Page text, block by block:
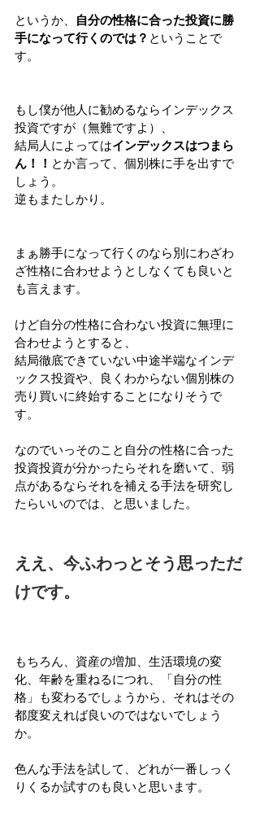
というか、
自分の性格に合った投資に勝
手になって行くのでは？ ということで
す。
もし僕が他人に勧めるならインデックス
投資ですが（無難ですよ）、
結局人によってはインデックスはつまら
ん！！ とか言って、個別株に手を出すで
しょう。
逆もまたしかり。
まぁ勝手になって行くのなら別にわざわ
ざ性格に合わせようとしなくても良いと
も言えます。
けど自分の性格に合わない投資に無理に
合わせようとすると、
結局徹底できていない中途半端なインデ
ックス投資や、良くわからない個別株の
売り買いに終始することになりそうで
す。
なのでいっそのこと自分の性格に合った
投資投資が分かったらそれを磨いて、弱
点があるならそれを補える手法を研究し
たらいいのでは、と思いました。
ええ、今ふわっとそう思っただ
けです。
もちろん、資産の増加、生活環境の変
化、年齢を重ねるにつれ、「自分の性
格」も変わるでしょうから、それはその
都度変えれば良いのではないでしょう
か。
色んな手法を試して、どれが一番しっく
りくるか試すのも良いと思います。